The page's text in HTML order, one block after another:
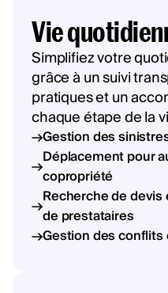
Vie
Simplifiez votre
grâce à un suivi
pratiques et un
chaque étape de la
Gestion des
Déplacement pour
copropriété
Recherche de
de prestataires
Gestion des